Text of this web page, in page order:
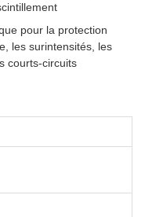
pour la protection
les surintensités, les
courts-circuits